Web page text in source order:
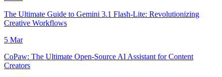
The Ultimate Guide to Gemini 3.1 Flash-Lite: Revolutionizing
Creative Workflows
5 Mar
CoPaw: The Ultimate Open-Source AI Assistant for Content
Creators